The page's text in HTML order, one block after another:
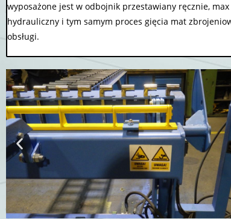
wyposażone jest w odbojnik przestawiany ręcznie,
hydrauliczny i tym samym proces gięcia mat
obsługi.